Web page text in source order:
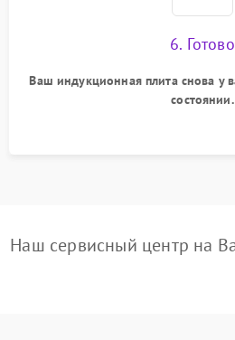
6. Готово
Ваш индукционная плита снова у
состоянии.
Наш сервисный центр на